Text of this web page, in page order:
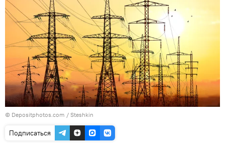
© Depositphotos.com / Steshkin
Подписаться